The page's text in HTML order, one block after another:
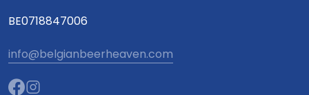
BE0718847006
info@belgianbeerheaven.com